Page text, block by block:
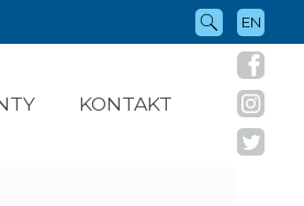
KONTAKT
EN